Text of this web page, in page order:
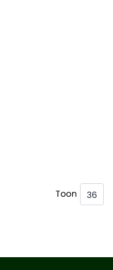
onderhoud van deze
Toon